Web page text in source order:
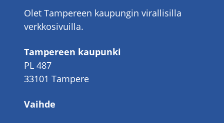
Olet Tampereen kaupungin virallisilla
verkkosivuilla.
Tampereen kaupunki
PL 487
33101 Tampere
Vaihde